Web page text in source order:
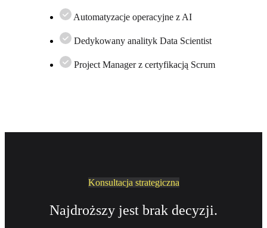
Automatyzacje operacyjne z AI
Dedykowany analityk Data Scientist
Project Manager z certyfikacją Scrum
Konsultacja strategiczna
Najdroższy jest brak decyzji.